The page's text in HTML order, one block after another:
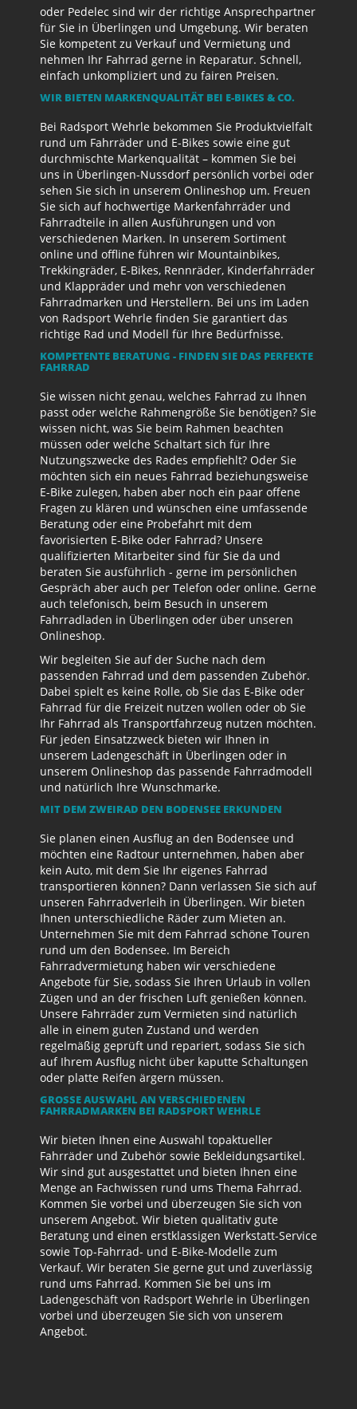
oder Pedelec sind wir der richtige Ansprechpartner
für Sie in Überlingen und Umgebung. Wir beraten
Sie kompetent zu Verkauf und Vermietung und
nehmen Ihr Fahrrad gerne in Reparatur. Schnell,
einfach unkompliziert und zu fairen Preisen.
WIR BIETEN MARKENQUALITÄT BEI E-BIKES & CO.
Bei Radsport Wehrle bekommen Sie Produktvielfalt
rund um Fahrräder und E-Bikes sowie eine gut
durchmischte Markenqualität – kommen Sie bei
uns in Überlingen-Nussdorf persönlich vorbei oder
sehen Sie sich in unserem Onlineshop um. Freuen
Sie sich auf hochwertige Markenfahrräder und
Fahrradteile in allen Ausführungen und von
verschiedenen Marken. In unserem Sortiment
online und offline führen wir Mountainbikes,
Trekkingräder, E-Bikes, Rennräder, Kinderfahrräder
und Klappräder und mehr von verschiedenen
Fahrradmarken und Herstellern. Bei uns im Laden
von Radsport Wehrle finden Sie garantiert das
richtige Rad und Modell für Ihre Bedürfnisse.
KOMPETENTE BERATUNG - FINDEN SIE DAS PERFEKTE
FAHRRAD
Sie wissen nicht genau, welches Fahrrad zu Ihnen
passt oder welche Rahmengröße Sie benötigen? Sie
wissen nicht, was Sie beim Rahmen beachten
müssen oder welche Schaltart sich für Ihre
Nutzungszwecke des Rades empfiehlt? Oder Sie
möchten sich ein neues Fahrrad beziehungsweise
E-Bike zulegen, haben aber noch ein paar offene
Fragen zu klären und wünschen eine umfassende
Beratung oder eine Probefahrt mit dem
favorisierten E-Bike oder Fahrrad? Unsere
qualifizierten Mitarbeiter sind für Sie da und
beraten Sie ausführlich - gerne im persönlichen
Gespräch aber auch per Telefon oder online. Gerne
auch telefonisch, beim Besuch in unserem
Fahrradladen in Überlingen oder über unseren
Onlineshop.
Wir begleiten Sie auf der Suche nach dem
passenden Fahrrad und dem passenden Zubehör.
Dabei spielt es keine Rolle, ob Sie das E-Bike oder
Fahrrad für die Freizeit nutzen wollen oder ob Sie
Ihr Fahrrad als Transportfahrzeug nutzen möchten.
Für jeden Einsatzzweck bieten wir Ihnen in
unserem Ladengeschäft in Überlingen oder in
unserem Onlineshop das passende Fahrradmodell
und natürlich Ihre Wunschmarke.
MIT DEM ZWEIRAD DEN BODENSEE ERKUNDEN
Sie planen einen Ausflug an den Bodensee und
möchten eine Radtour unternehmen, haben aber
kein Auto, mit dem Sie Ihr eigenes Fahrrad
transportieren können? Dann verlassen Sie sich auf
unseren Fahrradverleih in Überlingen. Wir bieten
Ihnen unterschiedliche Räder zum Mieten an.
Unternehmen Sie mit dem Fahrrad schöne Touren
rund um den Bodensee. Im Bereich
Fahrradvermietung haben wir verschiedene
Angebote für Sie, sodass Sie Ihren Urlaub in vollen
Zügen und an der frischen Luft genießen können.
Unsere Fahrräder zum Vermieten sind natürlich
alle in einem guten Zustand und werden
regelmäßig geprüft und repariert, sodass Sie sich
auf Ihrem Ausflug nicht über kaputte Schaltungen
oder platte Reifen ärgern müssen.
GROSSE AUSWAHL AN VERSCHIEDENEN F
AHRRADMARKEN BEI RADSPORT WEHRLE
Wir bieten Ihnen eine Auswahl topaktueller
Fahrräder und Zubehör sowie Bekleidungsartikel.
Wir sind gut ausgestattet und bieten Ihnen eine
Menge an Fachwissen rund ums Thema Fahrrad.
Kommen Sie vorbei und überzeugen Sie sich von
unserem Angebot. Wir bieten qualitativ gute
Beratung und einen erstklassigen Werkstatt-Service
sowie Top-Fahrrad- und E-Bike-Modelle zum
Verkauf. Wir beraten Sie gerne gut und zuverlässig
rund ums Fahrrad. Kommen Sie bei uns im
Ladengeschäft von Radsport Wehrle in Überlingen
vorbei und überzeugen Sie sich von unserem
Angebot.